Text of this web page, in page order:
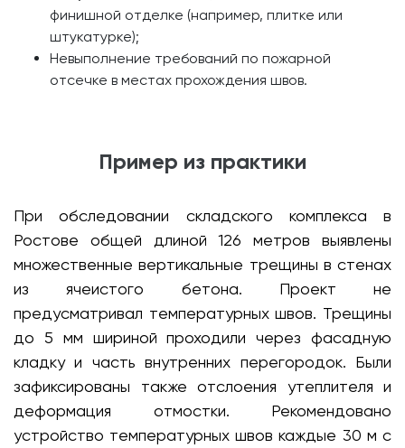
финишной отделке (например, плитке или
штукатурке);
Невыполнение требований по пожарной
отсечке в местах прохождения швов.
Пример из практики
При обследовании складского комплекса в
Ростове общей длиной 126 метров выявлены
множественные вертикальные трещины в стенах
из ячеистого бетона. Проект не
предусматривал температурных швов. Трещины
до 5 мм шириной проходили через фасадную
кладку и часть внутренних перегородок. Были
зафиксированы также отслоения утеплителя и
деформация отмостки. Рекомендовано
устройство температурных швов каждые 30 м с